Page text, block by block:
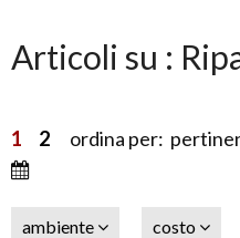
Articoli su :
1 2 ordina per:
ambiente costo